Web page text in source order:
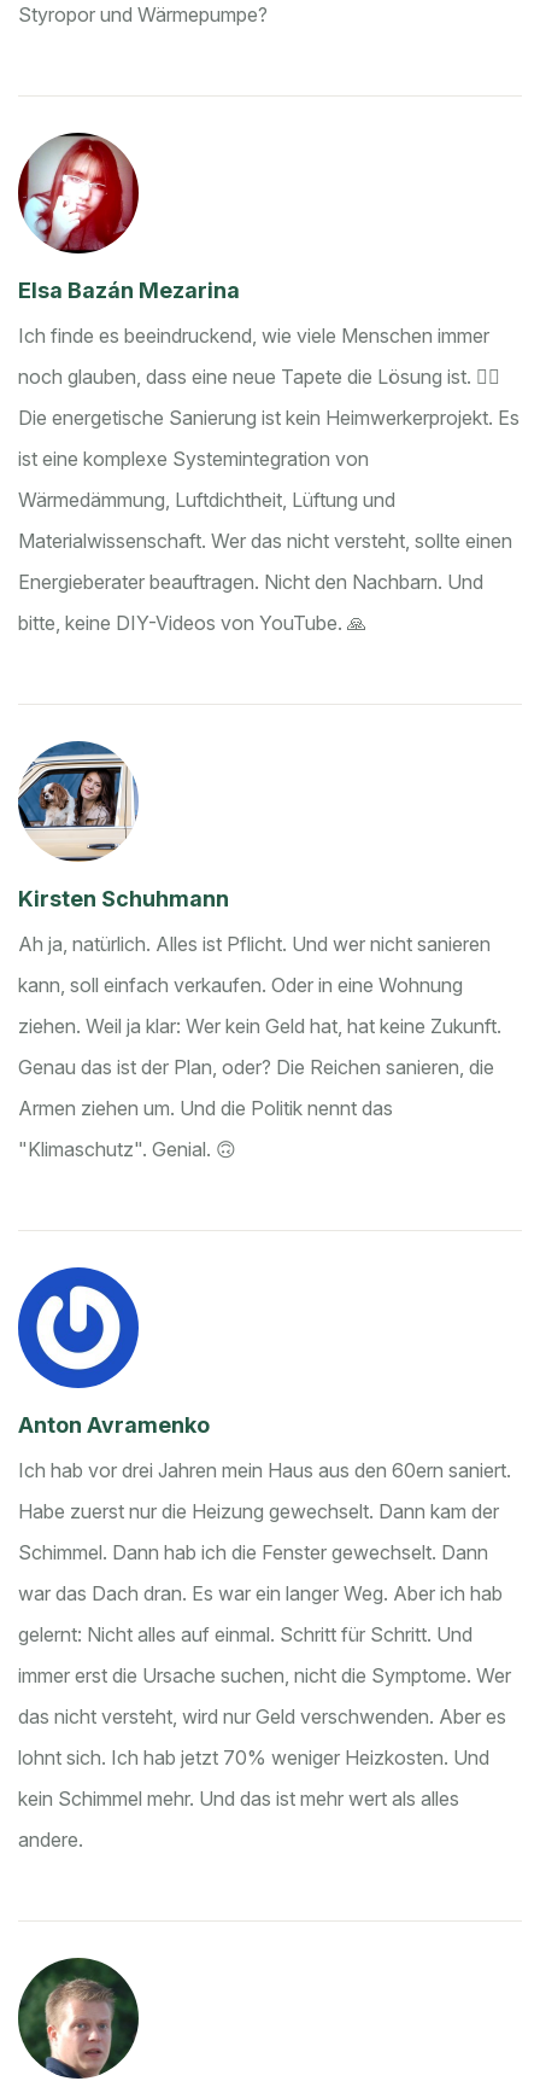
Styropor und Wärmepumpe?
Elsa Bazán Mezarina
Ich finde es beeindruckend, wie viele Menschen immer
noch glauben, dass eine neue Tapete die Lösung ist. 🤦‍♀️
Die energetische Sanierung ist kein Heimwerkerprojekt. Es
ist eine komplexe Systemintegration von
Wärmedämmung, Luftdichtheit, Lüftung und
Materialwissenschaft. Wer das nicht versteht, sollte einen
Energieberater beauftragen. Nicht den Nachbarn. Und
bitte, keine DIY-Videos von YouTube. 🙏
Kirsten Schuhmann
Ah ja, natürlich. Alles ist Pflicht. Und wer nicht sanieren
kann, soll einfach verkaufen. Oder in eine Wohnung
ziehen. Weil ja klar: Wer kein Geld hat, hat keine Zukunft.
Genau das ist der Plan, oder? Die Reichen sanieren, die
Armen ziehen um. Und die Politik nennt das
"Klimaschutz". Genial. 🙃
Anton Avramenko
Ich hab vor drei Jahren mein Haus aus den 60ern saniert.
Habe zuerst nur die Heizung gewechselt. Dann kam der
Schimmel. Dann hab ich die Fenster gewechselt. Dann
war das Dach dran. Es war ein langer Weg. Aber ich hab
gelernt: Nicht alles auf einmal. Schritt für Schritt. Und
immer erst die Ursache suchen, nicht die Symptome. Wer
das nicht versteht, wird nur Geld verschwenden. Aber es
lohnt sich. Ich hab jetzt 70% weniger Heizkosten. Und
kein Schimmel mehr. Und das ist mehr wert als alles
andere.